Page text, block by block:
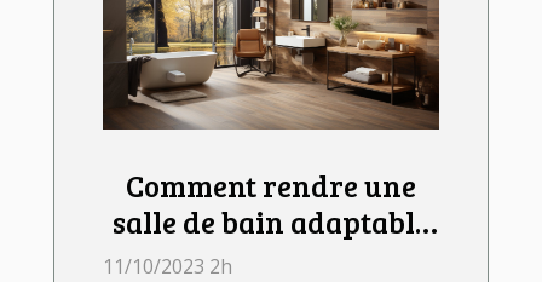
Comment rendre une
salle de bain adaptable
aux personnes à
11/10/2023 2h